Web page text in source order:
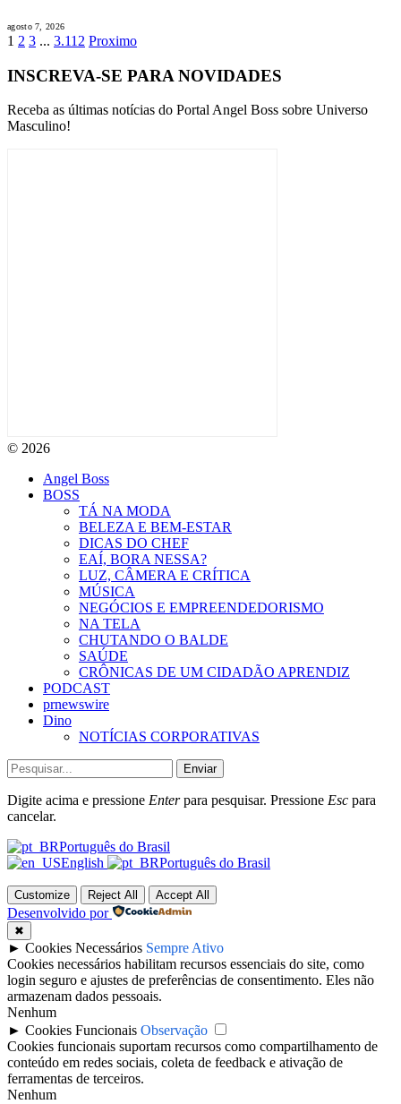
agosto 7, 2026
1 2 3 ... 3.112 Proximo
INSCREVA-SE PARA NOVIDADES
Receba as últimas notícias do Portal Angel Boss sobre Universo
Masculino!
© 2026
Angel Boss
BOSS
TÁ NA MODA
BELEZA E BEM-ESTAR
DICAS DO CHEF
EAÍ, BORA NESSA?
LUZ, CÂMERA E CRÍTICA
MÚSICA
NEGÓCIOS E EMPREENDEDORISMO
NA TELA
CHUTANDO O BALDE
SAÚDE
CRÔNICAS DE UM CIDADÃO APRENDIZ
PODCAST
prnewswire
Dino
NOTÍCIAS CORPORATIVAS
Enviar
Digite acima e pressione Enterpara pesquisar. Pressione Esc para
cancelar.
Português do Brasil
English
Português do Brasil
Customize Reject All Accept All
Desenvolvido por
✖
► Cookies Necessários Sempre Ativo
Cookies necessários habilitam recursos essenciais do site, como
login seguro e ajustes de preferências de consentimento. Eles não
armazenam dados pessoais.
Nenhum
► Cookies Funcionais Observação
Cookies funcionais suportam recursos como compartilhamento de
conteúdo em redes sociais, coleta de feedback e ativação de
ferramentas de terceiros.
Nenhum